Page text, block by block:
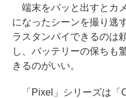
端末をパッと出すとカ
になったシーンを撮り逃
ラスタンバイできるのは
し、バッテリーの保ちも
きるのがいい。
「Pixel」シリーズは「